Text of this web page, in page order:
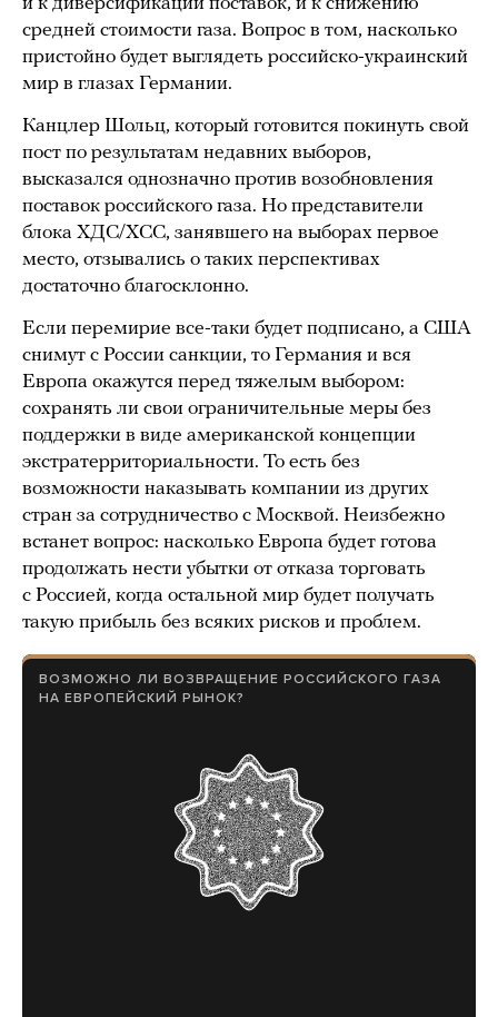
средней стоимости газа. Вопрос в том, насколько
пристойно будет выглядеть российско-украинский
мир в глазах Германии.
Канцлер Шольц, который готовится покинуть свой
пост по результатам недавних выборов,
высказался однозначно против возобновления
поставок российского газа. Но представители
блока ХДС/ХСС, занявшего на выборах первое
место, отзывались о таких перспективах
достаточно благосклонно.
Если перемирие все-таки будет подписано, а США
снимут с России санкции, то Германия и вся
Европа окажутся перед тяжелым выбором:
сохранять ли свои ограничительные меры без
поддержки в виде американской концепции
экстратерриториальности. То есть без
возможности наказывать компании из других
стран за сотрудничество с Москвой. Неизбежно
встанет вопрос: насколько Европа будет готова
продолжать нести убытки от отказа торговать
с Россией, когда остальной мир будет получать
такую прибыль без всяких рисков и проблем.
ВОЗМОЖНО ЛИ ВОЗВРАЩЕНИЕ РОССИЙСКОГО ГАЗА
НА ЕВРОПЕЙСКИЙ РЫНОК?